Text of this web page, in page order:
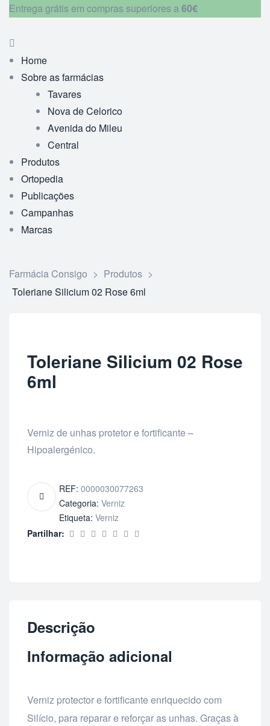
Entrega grátis em compras superiores a60€
Home
Sobre as farmácias
Tavares
Nova de Celorico
Avenida do Mileu
Central
Produtos
Ortopedia
Publicações
Campanhas
Marcas
Farmácia Consigo > Produtos >
Toleriane Silicium 02 Rose 6ml
Toleriane Silicium 02 Rose
6ml
Verniz de unhas protetor e fortificante –
Hipoalergénico.
REF: 0000030077263
Categoria: Verniz
Etiqueta: Verniz
Partilhar:
Descrição
Informação adicional
Verniz protector e fortificante enriquecido com
Silício, para reparar e reforçar as unhas. Graças à